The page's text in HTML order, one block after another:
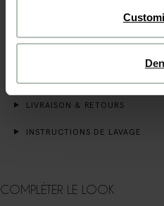
longues, un col et une fermeture
également une poche poitrine
Composition : 100% coton.
LIVRAISON & RETOURS
INSTRUCTIONS DE LAVAGE
COMPLÉTER LE LOOK